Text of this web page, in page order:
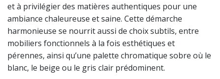
et à privilégier des matières authentiques pour une
ambiance chaleureuse et saine. Cette démarche
harmonieuse se nourrit aussi de choix subtils, entre
mobiliers fonctionnels à la fois esthétiques et
pérennes, ainsi qu’une palette chromatique sobre où le
blanc, le beige ou le gris clair prédominent.